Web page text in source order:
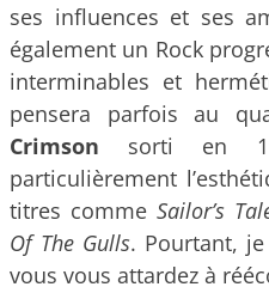
ses influences et ses
également un Rock
interminables et
pensera parfois au
Crimson sorti en
particulièrement
titres commeSailor’s
Of The Gulls. Pourtant,
vous vous attardez à